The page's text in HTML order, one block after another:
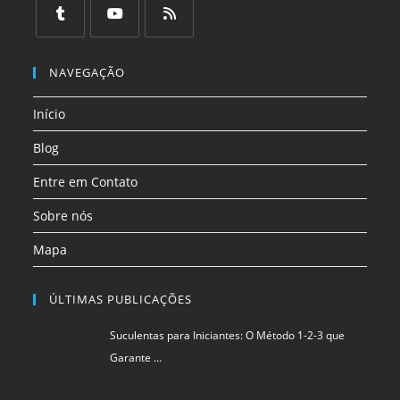
uma
aba
em
uma
aba
uma
em
nova
aba
em
aba
aba
NAVEGAÇÃO
Início
Blog
Entre em Contato
Sobre nós
Mapa
ÚLTIMAS PUBLICAÇÕES
Suculentas para Iniciantes: O Método 1-2-3 que
Garante …